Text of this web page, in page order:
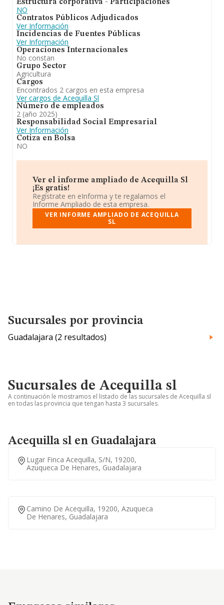
Estructura corporativa - Participaciones
NO
Contratos Públicos Adjudicados
Ver Información
Incidencias de Fuentes Públicas
Ver Información
Operaciones Internacionales
No constan
Grupo Sector
Agricultura
Cargos
Encontrados 2 cargos en esta empresa
Ver cargos de Acequilla Sl
Número de empleados
2 (año 2025)
Responsabilidad Social Empresarial
Ver Información
Cotiza en Bolsa
NO
Ver el informe ampliado de Acequilla Sl
¡Es gratis!
Regístrate en eInforma y te regalamos el
Informe Ampliado de esta empresa.
VER INFORME AMPLIADO DE ACEQUILLA
SL
Sucursales por provincia
Guadalajara (2 resultados)
Sucursales de Acequilla sl
A continuación le mostramos el listado de las sucursales de Acequilla sl
en todas las provincia que tengan hasta 3 sucursales.
Acequilla sl en Guadalajara
Lugar Finca Acequilla, S/n, 19200,
Azuqueca De Henares, Guadalajara
Camino De Acequilla, 19200, Azuqueca
De Henares, Guadalajara